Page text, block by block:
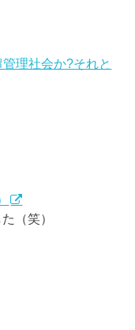
理社会か?それと
（笑）